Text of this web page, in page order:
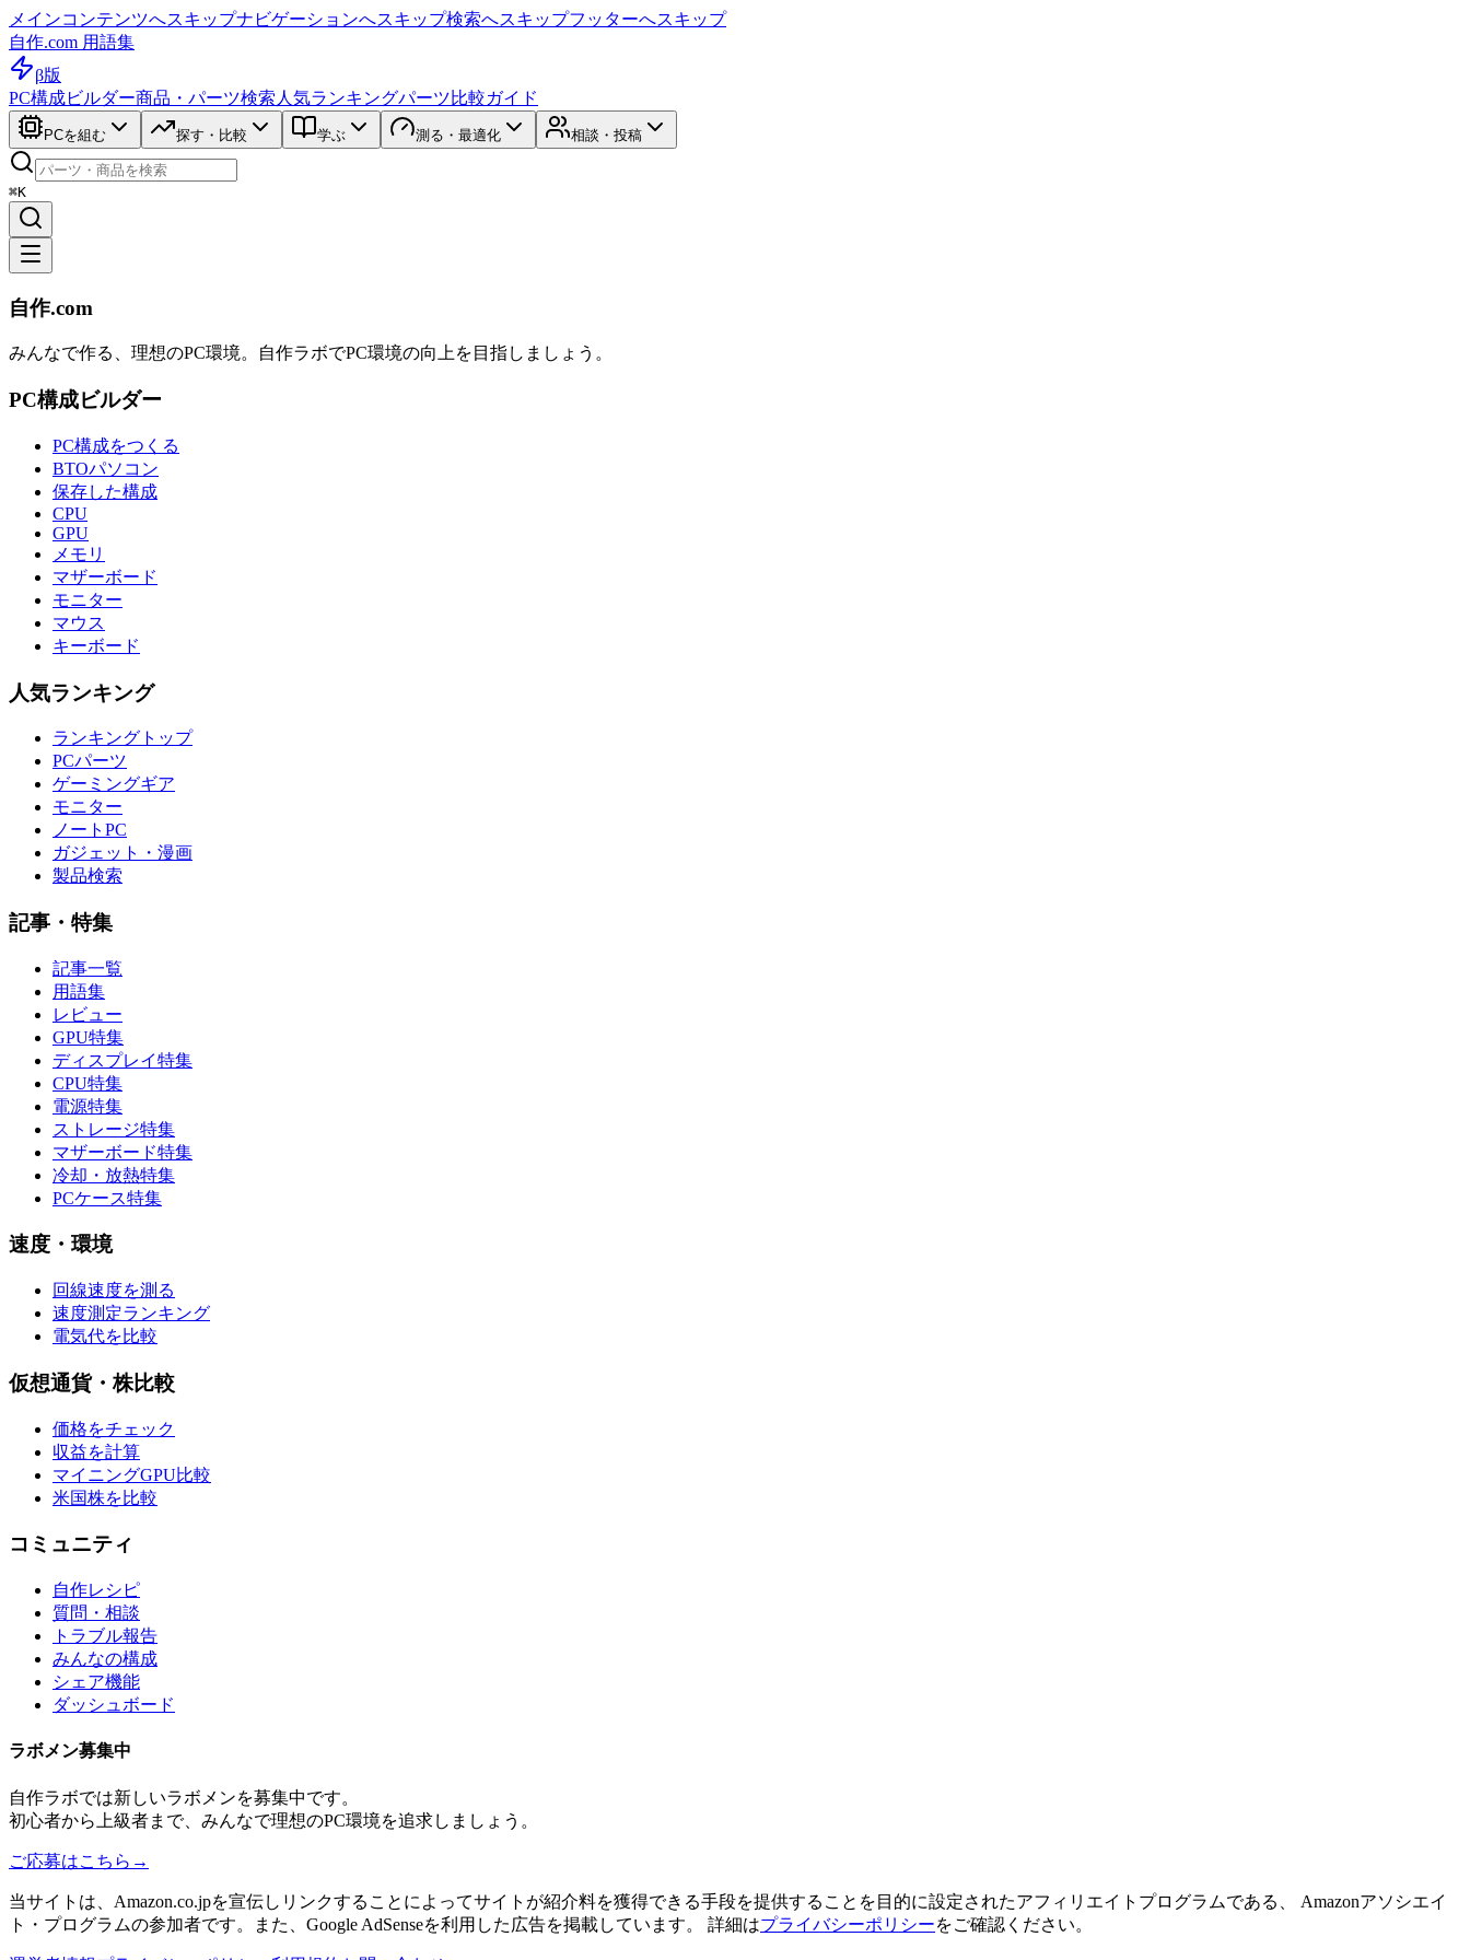
メインコンテンツへスキップナビゲーションへスキップ検索へスキップフッターへスキップ
自作.com 用語集
β版
PC構成ビルダー商品・パーツ検索 人気ランキングパーツ比較ガイド
PCを組む 探す・比較 学ぶ 測る・最適化 相談・投稿
⌘K
自作.com
みんなで作る、理想のPC環境。 自作ラボでPC環境の向上を目指しましょう。
PC構成ビルダー
PC構成をつくる
BTOパソコン
保存した構成
CPU
GPU
メモリ
マザーボード
モニター
マウス
キーボード
人気ランキング
ランキングトップ
PCパーツ
ゲーミングギア
モニター
ノートPC
ガジェット・漫画
製品検索
記事・特集
記事一覧
用語集
レビュー
GPU特集
ディスプレイ特集
CPU特集
電源特集
ストレージ特集
マザーボード特集
冷却・放熱特集
PCケース特集
速度・環境
回線速度を測る
速度測定ランキング
電気代を比較
仮想通貨・株比較
価格をチェック
収益を計算
マイニングGPU比較
米国株を比較
コミュニティ
自作レシピ
質問・相談
トラブル報告
みんなの構成
シェア機能
ダッシュボード
ラボメン募集中
自作ラボでは新しいラボメンを募集中です。
初心者から上級者まで、みんなで理想のPC環境を追求しましょう。
ご応募はこちら →
当サイトは、Amazon.co.jpを宣伝しリンクすることによってサイトが紹介料を獲得できる手段を提供することを目的に設定されたアフィリエイトプログラムである、 Amazonアソシエイ
ト・プログラムの参加者です。また、Google AdSenseを利用した広告を掲載しています。 詳細はプライバシーポリシーをご確認ください。